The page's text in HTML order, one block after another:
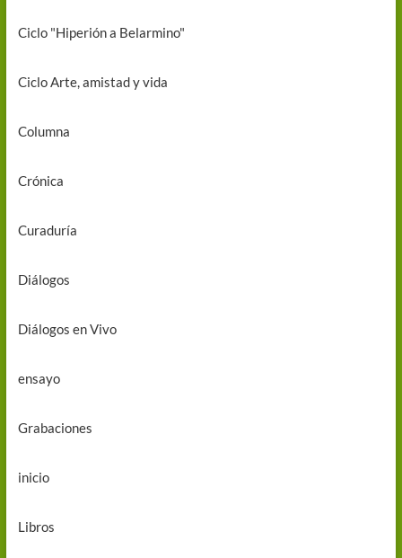
Ciclo "Hiperión a Belarmino"
Ciclo Arte, amistad y vida
Columna
Crónica
Curaduría
Diálogos
Diálogos en Vivo
ensayo
Grabaciones
inicio
Libros